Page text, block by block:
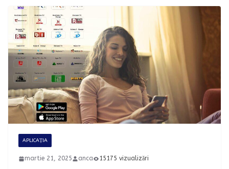
APLICAȚIA
martie 21, 2025 anca 15175 vizualizări